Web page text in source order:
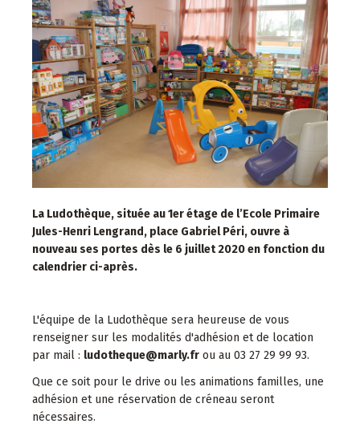
La Ludothèque, située au 1er étage de l’Ecole Primaire
Jules-Henri Lengrand, place Gabriel Péri, ouvre à
nouveau ses portes dès le 6 juillet 2020 en fonction du
calendrier ci-après.
L'équipe de la Ludothèque sera heureuse de vous
renseigner sur les modalités d'adhésion et de location
par mail : ludotheque@marly.fr ou au 03 27 29 99 93.
Que ce soit pour le drive ou les animations familles, une
adhésion et une réservation de créneau seront
nécessaires.